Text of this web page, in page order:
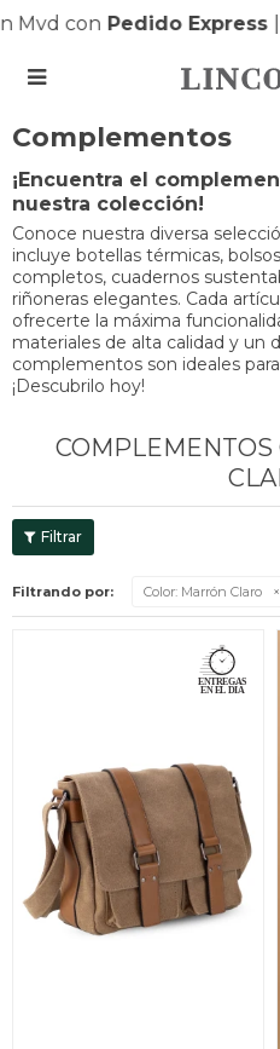
conPedido Express||

Complementos
¡Encuentra el
nuestra colección!
Conoce nuestra diversa
incluye botellas térmicas,
completos, cuadernos
riñoneras elegantes. Cada
ofrecerte la máxima
materiales de alta calidad y un
complementos son ideales
¡Descubrilo hoy!
COMPLEMENTOS
Filtrando por: Color: Marrón Claro